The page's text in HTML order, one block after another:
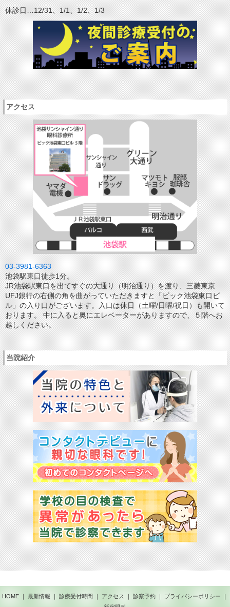
休診日…12/31、1/1、1/2、1/3
アクセス
03-3981-6363
池袋駅東口徒歩1分。
JR池袋駅東口を出てすぐの大通り（明治通り）を渡り、三菱東京
UFJ銀行の右側の角を曲がっていただきますと「ビック池袋東口ビ
ル」の入り口がございます。入口は休日（土曜/日曜/祝日）も開いて
おります。 中に入ると奥にエレベーターがありますので、５階へお
越しください。
当院紹介
HOME｜最新情報｜診療受付時間｜アクセス｜診察予約｜プライバシーポリシー｜